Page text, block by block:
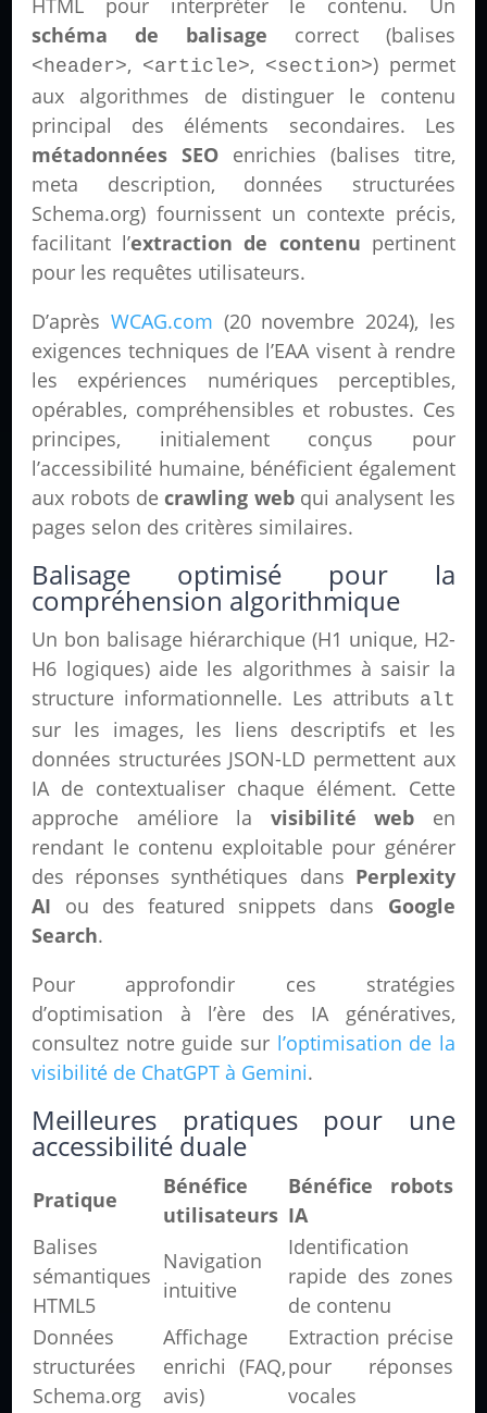
HTML pour interpréter le contenu. Un
schéma de balisage correct (balises
<header>, <article>, <section>) permet
aux algorithmes de distinguer le contenu
principal des éléments secondaires. Les
métadonnées SEO enrichies (balises titre,
meta description, données structurées
Schema.org) fournissent un contexte précis,
facilitant l’extraction de contenu pertinent
pour les requêtes utilisateurs.
D’aprèsWCAG.com (20 novembre 2024), les
exigences techniques de l’EAA visent à rendre
les expériences numériques perceptibles,
opérables, compréhensibles et robustes. Ces
principes, initialement conçus pour
l’accessibilité humaine, bénéficient également
aux robots decrawling webqui analysent les
pages selon des critères similaires.
Balisage optimisé pour la
compréhension algorithmique
Un bon balisage hiérarchique (H1 unique, H2-
H6 logiques) aide les algorithmes à saisir la
structure informationnelle. Les attributs alt
sur les images, les liens descriptifs et les
données structurées JSON-LD permettent aux
IA de contextualiser chaque élément. Cette
approche améliore la visibilité web en
rendant le contenu exploitable pour générer
des réponses synthétiques dans Perplexity
AI ou des featured snippets dans Google
Search.
Pour approfondir ces stratégies
d’optimisation à l’ère des IA génératives,
consultez notre guide sur l’optimisation de la
visibilité de ChatGPT à Gemini.
Meilleures pratiques pour une
accessibilité duale
Pratique
Bénéfice
utilisateurs
Bénéfice robots
IA
Balises
sémantiques
HTML5
Navigation
intuitive
Identification
rapide des zones
de contenu
Données
structurées
Schema.org
Affichage
enrichi (FAQ,
avis)
Extraction précise
pour réponses
vocales